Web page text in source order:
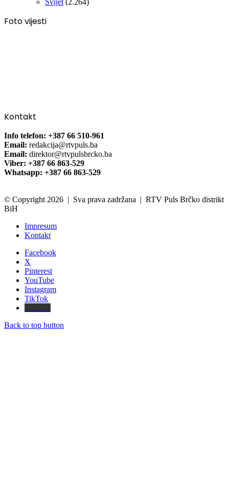
Svijet (2.264)
Foto vijesti
Kontakt
Info telefon: +387 66 510-961
Email: redakcija@rtvpuls.ba
Email: direktor@rtvpulsbrcko.ba
Viber: +387 66 863-529
Whatsapp: +387 66 863-529
© Copyright 2026 | Sva prava zadržana | RTV Puls Brčko distrikt
BiH
Impresum
Kontakt
Facebook
X
Pinterest
YouTube
Instagram
TikTok
Back to top button